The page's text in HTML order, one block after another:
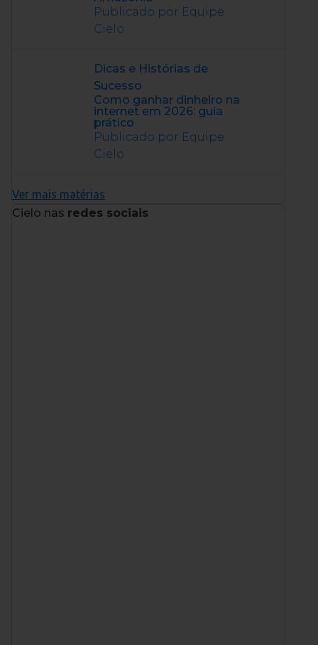
Publicado por Equipe
Cielo
Dicas e Histórias de
Sucesso
Como ganhar dinheiro na
internet em 2026: guia
prático
Publicado por Equipe
Cielo
Ver mais matérias
Cielo nas redes sociais